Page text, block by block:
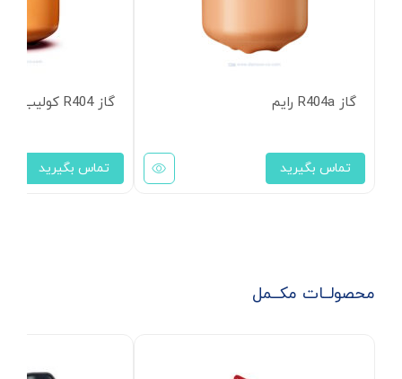
گاز R404a رایم
تماس بگیرید
گاز R404 کولیب
تماس بگیرید
محصولــات مکــمل